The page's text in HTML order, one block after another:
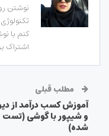
نوشتن
کنم با
اشتراک
مطلب قبلی
آموزش کسب درآمد از
و شیپور با گوشی (تست
شده)